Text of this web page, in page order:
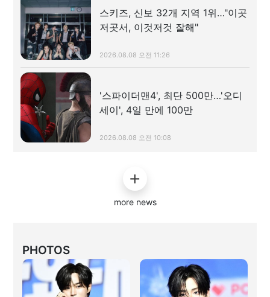
스키즈, 신보 32개 지역 1위…"이곳
저곳서, 이것저것 잘해"
2026.08.08 오전 11:26
'스파이더맨4', 최단 500만…'오디
세이', 4일 만에 100만
2026.08.08 오전 10:08
more news
PHOTOS